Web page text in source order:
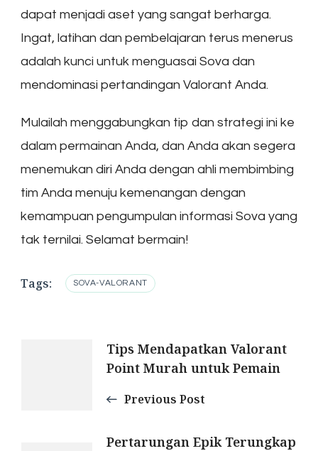
dapat menjadi aset yang sangat berharga.
Ingat, latihan dan pembelajaran terus menerus
adalah kunci untuk menguasai Sova dan
mendominasi pertandingan Valorant Anda.
Mulailah menggabungkan tip dan strategi ini ke
dalam permainan Anda, dan Anda akan segera
menemukan diri Anda dengan ahli membimbing
tim Anda menuju kemenangan dengan
kemampuan pengumpulan informasi Sova yang
tak ternilai. Selamat bermain!
Tags: SOVA-VALORANT
Navigation
Tips Mendapatkan Valorant
Point Murah untuk Pemain
Previous Post
Pertarungan Epik Terungkap